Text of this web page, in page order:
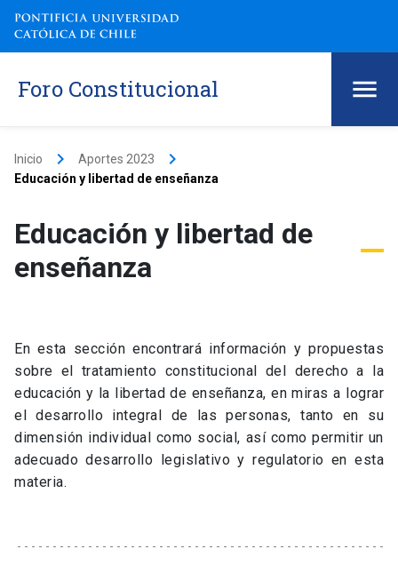
Foro Constitucional
Inicio keyboard_arrow_right Aportes 2023 keyboard_arrow_right
Educación y libertad de enseñanza
Educación y libertad de
enseñanza
En esta sección encontrará información y propuestas
sobre el tratamiento constitucional del derecho a la
educación y la libertad de enseñanza, en miras a lograr
el desarrollo integral de las personas, tanto en su
dimensión individual como social, así como permitir un
adecuado desarrollo legislativo y regulatorio en esta
materia.